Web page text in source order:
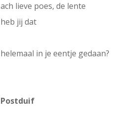
ach lieve poes, de lente
heb jij dat
helemaal in je eentje gedaan?
Postduif